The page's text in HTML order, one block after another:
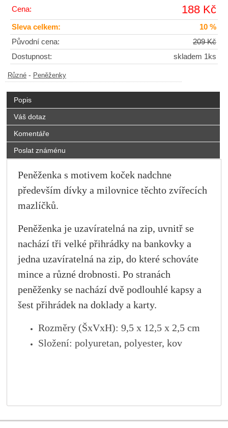
Cena: 188 Kč
Sleva celkem:
10 %
Původní cena:
209 Kč
Dostupnost:
skladem 1ks
Různé - Peněženky
Popis
Váš dotaz
Komentáře
Poslat známénu
Peněženka s motivem koček nadchne
především dívky a milovnice těchto zvířecích
mazlíčků.
Peněženka je uzavíratelná na zip, uvnitř se
nachází tři velké přihrádky na bankovky a
jedna uzavíratelná na zip, do které schováte
mince a různé drobnosti. Po stranách
peněženky se nachází dvě podlouhlé kapsy a
šest přihrádek na doklady a karty.
Rozměry (ŠxVxH): 9,5 x 12,5 x 2,5 cm
Složení: polyuretan, polyester, kov